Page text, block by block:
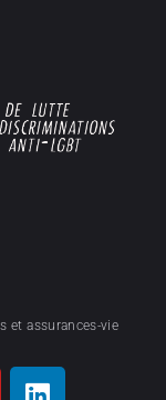
et assurances-vie